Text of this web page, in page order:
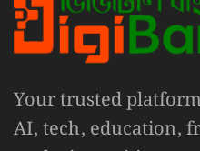
Your trusted
AI, tech, education,